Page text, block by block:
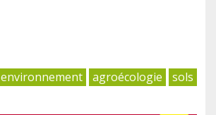
environnement agroécologie sols